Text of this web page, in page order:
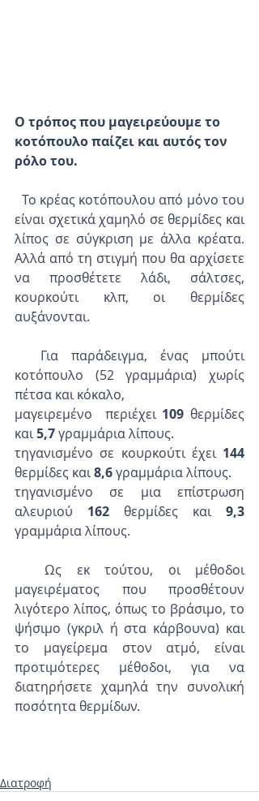
Ο τρόπος που μαγειρεύουμε το
κοτόπουλο παίζει και αυτός τον
ρόλο του.
είναι σχετικά χαμηλό σε θερμίδες και
λίπος σε σύγκριση με άλλα κρέατα.
Αλλά από τη στιγμή που θα αρχίσετε
να προσθέτετε λάδι, σάλτσες,
κουρκούτι κλπ, οι θερμίδες
αυξάνονται.
κοτόπουλο (52 γραμμάρια) χωρίς
πέτσα και κόκαλο,
μαγειρεμένο  περιέχει 109 θερμίδες
και 5,7 γραμμάρια λίπους.
τηγανισμένο σε κουρκούτι έχει
θερμίδες και 8,6 γραμμάρια λίπους.
τηγανισμένο σε μια επίστρωση
αλευριού 162 θερμίδες και 9,3
γραμμάρια λίπους.
μαγειρέματος που προσθέτουν
λιγότερο λίπος, όπως το βράσιμο, το
ψήσιμο (γκριλ ή στα κάρβουνα) και
το μαγείρεμα στον ατμό, είναι
προτιμότερες μέθοδοι, για να
διατηρήσετε χαμηλά την συνολική
ποσότητα θερμίδων.
Διατροφή